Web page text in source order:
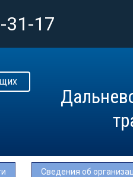
31-17
Сведения об